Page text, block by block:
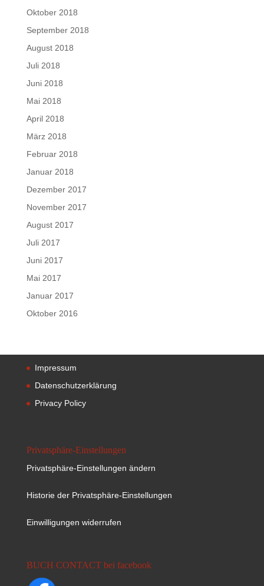
Oktober 2018
September 2018
August 2018
Juli 2018
Juni 2018
Mai 2018
April 2018
März 2018
Februar 2018
Januar 2018
Dezember 2017
November 2017
August 2017
Juli 2017
Juni 2017
Mai 2017
Januar 2017
Oktober 2016
Impressum
Datenschutzerklärung
Privacy Policy
Privatsphäre-Einstellungen
Privatsphäre-Einstellungen ändern
Historie der Privatsphäre-Einstellungen
Einwilligungen widerrufen
BUCH CONTACT bei facebook